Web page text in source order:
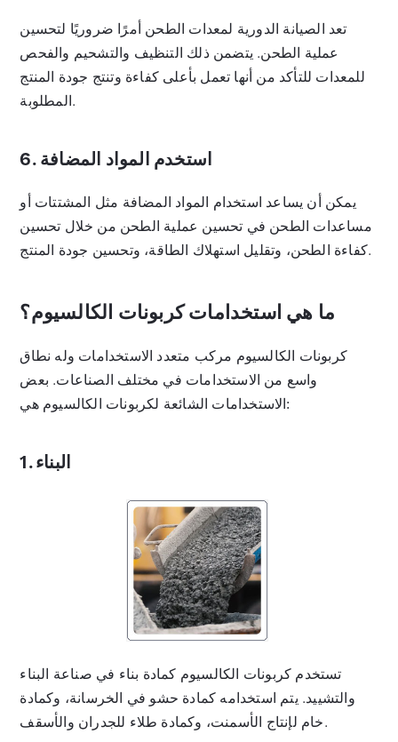
تعد الصيانة الدورية لمعدات الطحن أمرًا ضروريًا لتحسين
عملية الطحن. يتضمن ذلك التنظيف والتشحيم والفحص
للمعدات للتأكد من أنها تعمل بأعلى كفاءة وتنتج جودة المنتج
المطلوبة.
6. استخدم المواد المضافة
يمكن أن يساعد استخدام المواد المضافة مثل المشتتات أو
مساعدات الطحن في تحسين عملية الطحن من خلال تحسين
كفاءة الطحن، وتقليل استهلاك الطاقة، وتحسين جودة المنتج.
ما هي استخدامات كربونات الكالسيوم؟
كربونات الكالسيوم مركب متعدد الاستخدامات وله نطاق
واسع من الاستخدامات في مختلف الصناعات. بعض
الاستخدامات الشائعة لكربونات الكالسيوم هي:
1. البناء
تستخدم كربونات الكالسيوم كمادة بناء في صناعة البناء
والتشييد. يتم استخدامه كمادة حشو في الخرسانة، وكمادة
خام لإنتاج الأسمنت، وكمادة طلاء للجدران والأسقف.